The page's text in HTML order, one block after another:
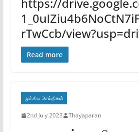
https://
rTwCcb/
Read more
முக்கிய செய்திகள்
2nd July 2023 Thayaparan